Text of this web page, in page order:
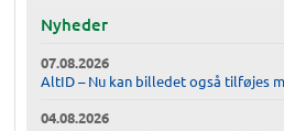
Nyheder
07.08.2026
AltID – Nu kan billedet også tilføjes
04.08.2026